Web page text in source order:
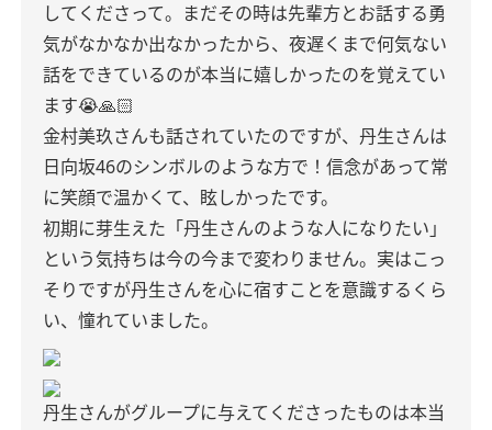
してくださって。まだその時は先輩方とお話する勇
気がなかなか出なかったから、夜遅くまで何気ない
話をできているのが本当に嬉しかったのを覚えてい
ます😭🙏🏻
金村美玖さんも話されていたのですが、丹生さんは
日向坂46のシンボルのような方で！信念があって常
に笑顔で温かくて、眩しかったです。
初期に芽生えた「丹生さんのような人になりたい」
という気持ちは今の今まで変わりません。実はこっ
そりですが丹生さんを心に宿すことを意識するくら
い、憧れていました。
丹生さんがグループに与えてくださったものは本当